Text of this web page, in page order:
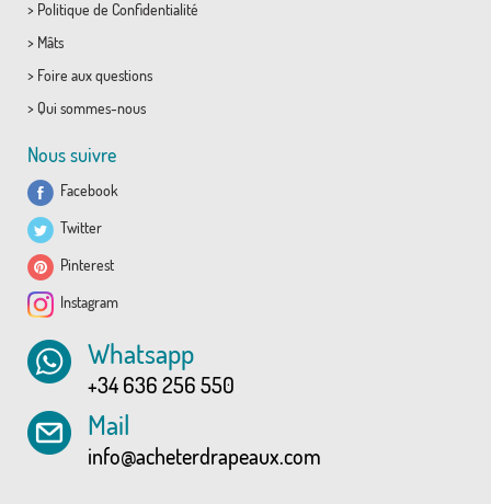
> Politique de Confidentialité
> Mâts
> Foire aux questions
> Qui sommes-nous
Nous suivre
Facebook
Twitter
Pinterest
Instagram
Whatsapp
+34 636 256 550
Mail
info@acheterdrapeaux.com